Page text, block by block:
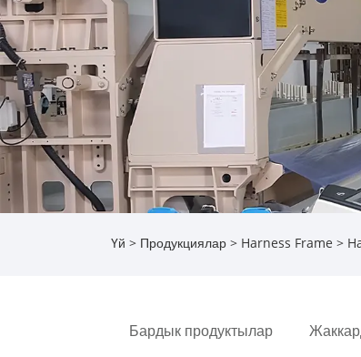
Үй > Продукциялар > Harness Frame >
Бардык продуктылар